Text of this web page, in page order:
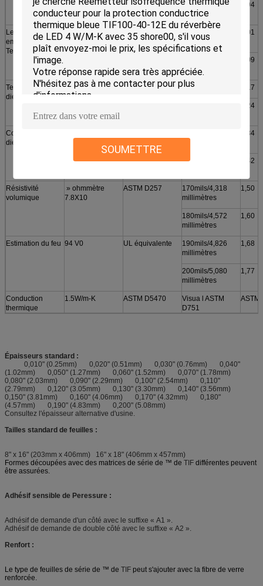
SOUMETTRE
100mils/2,540
millimètres
0,94
Les Continuos
emploient le
Temp
-50 à 200℃ ***
110mils/2,794
millimètres
1,01
millimètres
1,09
Tension claque
diélectrique
>10000 VCA ASTM D149 130mils/3.302mm 1,17
1,24
Constante
diélectrique
1,34
160mils/4,064
1,42
Résistivité
volumique
» ohmmètre
7.8X10
ASTM D257
170mils/4,318
millimètres
1,50
180mils/4,572
millimètres
1,60
Estimation du feu 94 V0 UL équivalente
190mils/4,826
millimètres
1,68
200mils/5,080
millimètres
1,77
Conduction
thermique
1.5W/m-K ASTM D5470
Visua l ASTM
D751
ASTM
Épaisseurs standard :
0,010" (0.25mm) 0,020" (0.51mm) 0,030" (0.76mm) 0,040"
(1.02mm) 0,050" (1.27mm) 0,060" (1.52mm) 0,070" (1.78mm)
0,080" (2.03mm) 0,090" (2.29mm) 0,100" (2.54mm) 0,110"
(2.79mm) 0,120" (3.05mm) 0,130" (3.30mm) 0,140" (3.56mm)
0,150" (3.81mm) 0,160" (4.06mm) 0,170" (4.32mm) 0,180"
(4.57mm) 0,190" (4.83mm) 0,200" (5.08mm)
Consultez l'épaisseur alternative d'usine.
Tailles standard de feuilles :
8" x 16" (203mm x 406mm) 16" x 18" (406mm x 457mm)
Formes découpées avec des matrices de série de ™ de TIF différentes peuvent
être assurées.
Adhésif sensible de Peressure :
Adhésif de demande d'un côté avec le suffixe « A1 ».
Adhésif de demande de double côté avec le suffixe « A2 ».
Renfort :
Le type de feuilles de série de ™ de TIF peut s'ajouter avec la fibre de verre
renforcée.